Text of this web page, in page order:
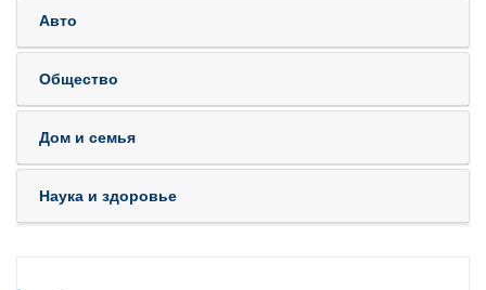
Авто
Общество
Дом и семья
Наука и здоровье